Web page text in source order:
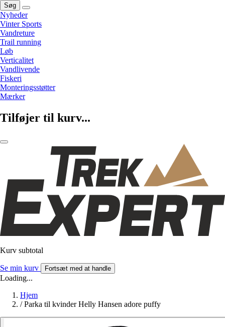
Søg
Nyheder
Vinter Sports
Vandreture
Trail running
Løb
Verticalitet
Vandlivende
Fiskeri
Monteringsstøtter
Mærker
Tilføjer til kurv...
Kurv subtotal
Se min kurv Fortsæt med at handle
Loading...
Hjem
/ Parka til kvinder Helly Hansen adore puffy